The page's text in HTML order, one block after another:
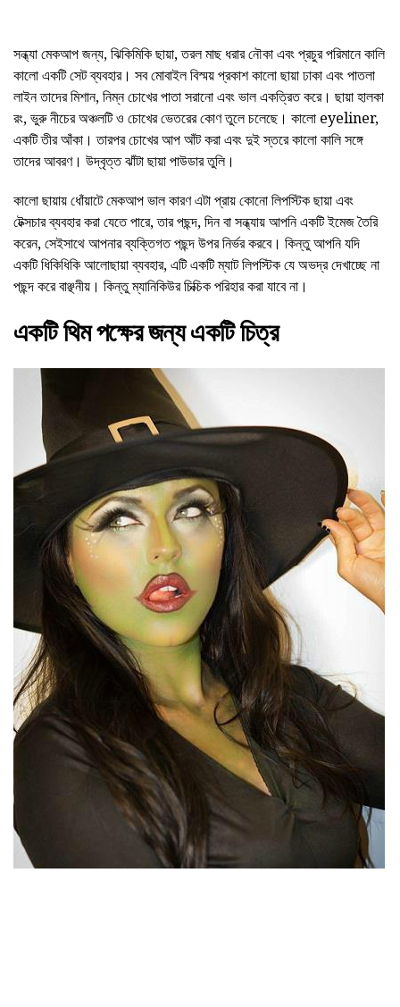
সন্ধ্যা মেকআপ জন্য, ঝিকিমিকি ছায়া, তরল মাছ ধরার নৌকা এবং প্রচুর পরিমানে কালি
কালো একটি সেট ব্যবহার। সব মোবাইল বিস্ময় প্রকাশ কালো ছায়া ঢাকা এবং পাতলা
লাইন তাদের মিশান, নিম্ন চোখের পাতা সরানো এবং ভাল একত্রিত করে। ছায়া হালকা
রং, ভুরু নীচের অঞ্চলটি ও চোখের ভেতরের কোণ তুলে চলেছে। কালো eyeliner,
একটি তীর আঁকা। তারপর চোখের আপ আঁট করা এবং দুই স্তরে কালো কালি সঙ্গে
তাদের আবরণ। উদ্বৃত্ত ঝাঁটা ছায়া পাউডার তুলি।
কালো ছায়ায় ধোঁয়াটে মেকআপ ভাল কারণ এটা প্রায় কোনো লিপস্টিক ছায়া এবং
টেক্সচার ব্যবহার করা যেতে পারে, তার পছন্দ, দিন বা সন্ধ্যায় আপনি একটি ইমেজ তৈরি
করেন, সেইসাথে আপনার ব্যক্তিগত পছন্দ উপর নির্ভর করবে। কিন্তু আপনি যদি
একটি ধিকিধিকি আলোছায়া ব্যবহার, এটি একটি ম্যাট লিপস্টিক যে অভদ্র দেখাচ্ছে না
পছন্দ করে বাঞ্ছনীয়। কিন্তু ম্যানিকিউর চিক্চিক পরিহার করা যাবে না।
একটি থিম পক্ষের জন্য একটি চিত্র